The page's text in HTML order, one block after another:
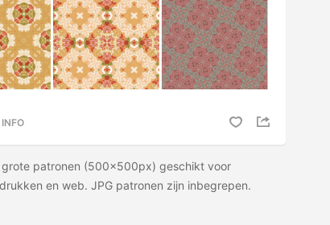
grote patronen (500x500px) geschikt voor
en web. JPG patronen zijn inbegrepen.